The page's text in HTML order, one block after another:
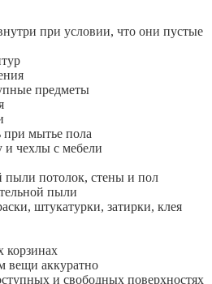
при условии, что они пустые
предметы
при мытье пола
чехлы с мебели
пыли потолок, стены и пол
пыли
штукатурки, затирки, клея
корзинах
вещи аккуратно
и свободных поверхностях